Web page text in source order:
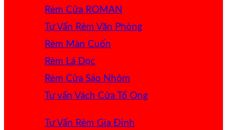
Rèm Cửa ROMAN
Tư Vấn Rèm Văn Phòng
Rèm Màn Cuốn
Rèm Lá Dọc
Rèm Cửa Sáo Nhôm
Tư vấn Vách Cửa Tổ Ong
Tư Vấn Rèm Gia Đình